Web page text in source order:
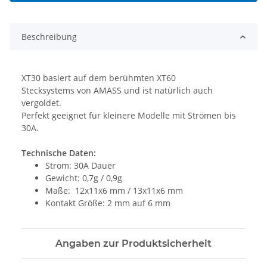
Beschreibung
XT30 basiert auf dem berühmten XT60
Stecksystems von AMASS und ist natürlich auch
vergoldet.
Perfekt geeignet für kleinere Modelle mit Strömen bis
30A.
Technische Daten:
Strom: 30A Dauer
Gewicht: 0,7g / 0,9g
Maße: 12x11x6 mm / 13x11x6 mm
Kontakt Größe: 2 mm auf 6 mm
Angaben zur Produktsicherheit